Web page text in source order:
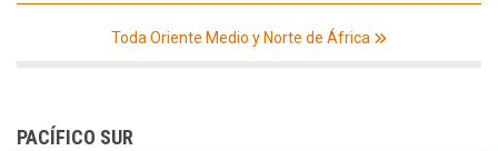
Toda Oriente Medio y Norte de África
PACÍFICO SUR